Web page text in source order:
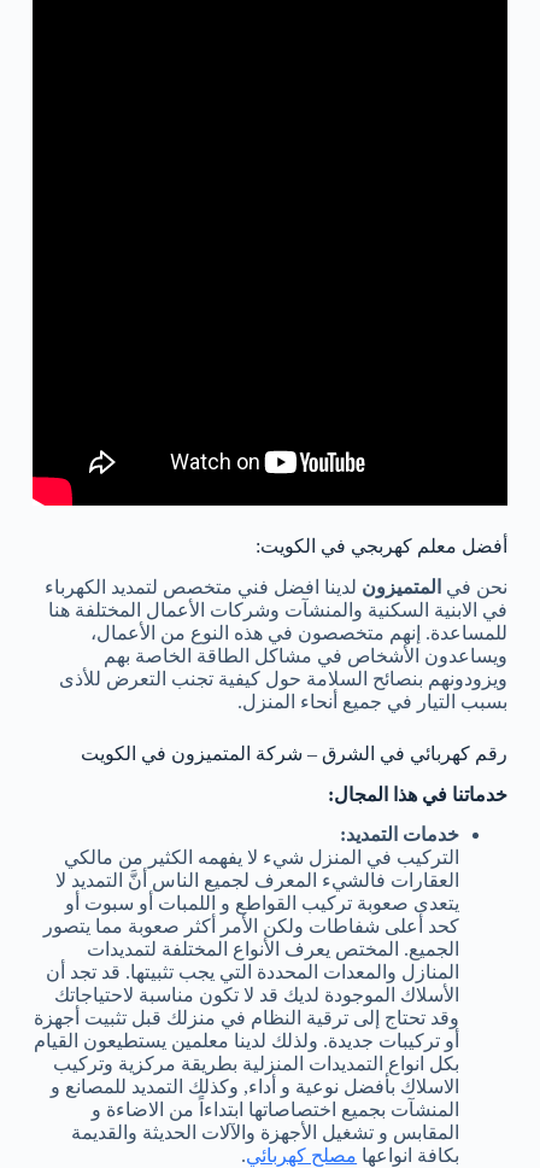
أفضل معلم كهربجي في الكويت:
نحن في المتميزون لدينا افضل فني متخصص لتمديد الكهرباء
في الابنية السكنية والمنشآت وشركات الأعمال المختلفة هنا
للمساعدة. إنهم متخصصون في هذه النوع من الأعمال،
ويساعدون الأشخاص في مشاكل الطاقة الخاصة بهم
ويزودونهم بنصائح السلامة حول كيفية تجنب التعرض للأذى
بسبب التيار في جميع أنحاء المنزل.
رقم كهربائي في الشرق – شركة المتميزون في الكويت
خدماتنا في هذا المجال:
خدمات التمديد:
التركيب في المنزل شيء لا يفهمه الكثير من مالكي
العقارات فالشيء المعرف لجميع الناس أنَّ التمديد لا
يتعدى صعوبة تركيب القواطع و اللمبات أو سبوت أو
كحد أعلى شفاطات ولكن الأمر أكثر صعوبة مما يتصور
الجميع. المختص يعرف الأنواع المختلفة لتمديدات
المنازل والمعدات المحددة التي يجب تثبيتها. قد تجد أن
الأسلاك الموجودة لديك قد لا تكون مناسبة لاحتياجاتك
وقد تحتاج إلى ترقية النظام في منزلك قبل تثبيت أجهزة
أو تركيبات جديدة. ولذلك لدينا معلمين يستطيعون القيام
بكل انواع التمديدات المنزلية بطريقة مركزية وتركيب
الاسلاك بأفضل نوعية و أداء, وكذلك التمديد للمصانع و
المنشآت بجميع اختصاصاتها ابتداءاً من الاضاءة و
المقابس و تشغيل الأجهزة والآلات الحديثة والقديمة
بكافة انواعها مصلح كهربائي.